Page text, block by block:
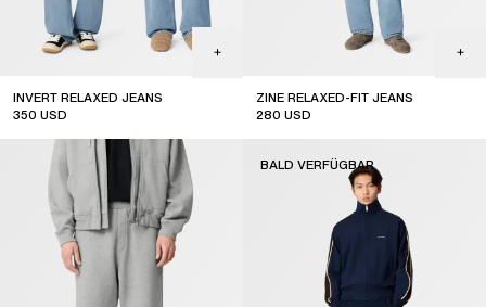
INVERT RELAXED JEANS
350 USD
ZINE RELAXED-FIT JEANS
280 USD
BALD VERFÜGBAR